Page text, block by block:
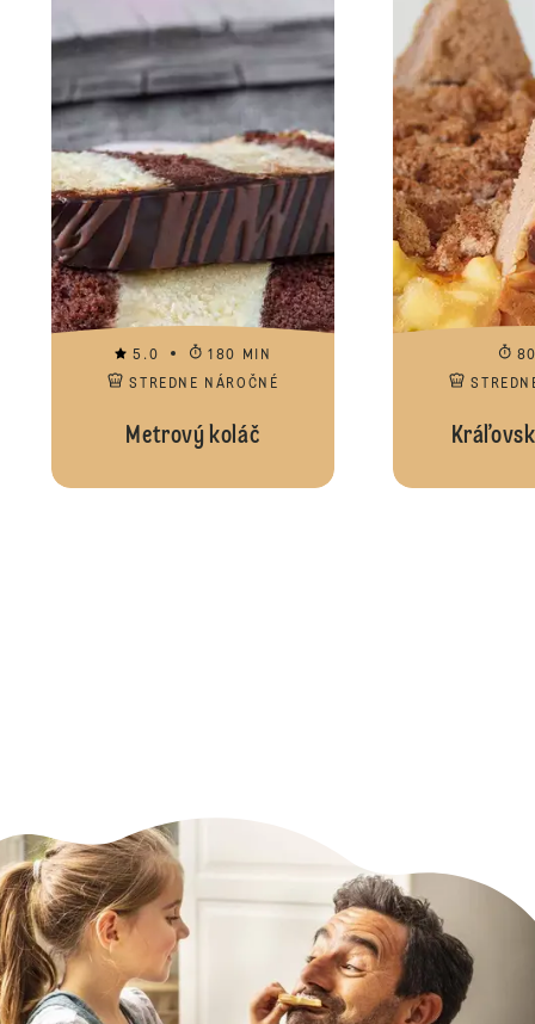
5.0
180 MIN
STREDNE NÁROČNÉ
Metrový koláč